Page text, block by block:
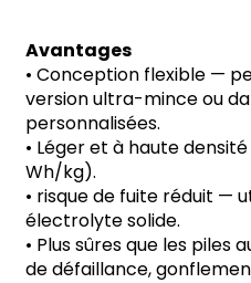
Avantages
• Conception flexible —
version ultra-mince ou
personnalisées.
• Léger et à haute
Wh/kg).
• risque de fuite réduit —
électrolyte solide.
• Plus sûres que les piles
de défaillance,